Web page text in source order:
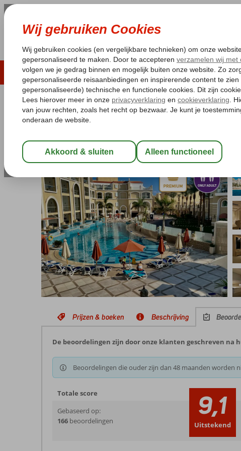
LAST MINUTE ZOMER 2026 ZONVAKANTIE
Pakketgarantie Laagsteprijsgarantie* Gratis
Home
Egypte Rode Zee
KaiSol Romance Resort (ex. Sunrise
All Inclusive -Hotel
Prijzen & boeken Beschrijving
De beoordelingen zijn door onze klanten geschreven na
Beoordelingen die ouder zijn dan 48 maanden
Totale score
Gebaseerd op:
166 beoordelingen 9,1
Uitstekend